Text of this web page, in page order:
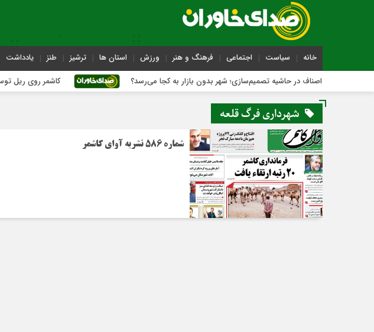
خانه سیاست اجتماعی فرهنگ و هنر ورزش استان ها ترشیز طنز یادداشت
اصناف در حاشیه تصمیم‌سازی؛ شهر بدون بازار به کجا می‌رسد؟ کاشمر روی ریل توسعه متوازن
شهرداری فرگ قلعه
شماره 586 نشریه آوای کاشمر